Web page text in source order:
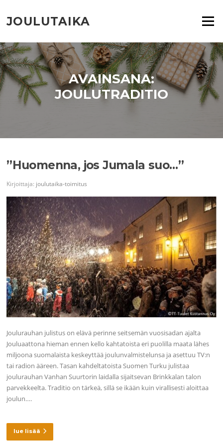
suoraan
sisältöön
JOULUTAIKA Valikko
AVAINSANA:
JOULUTRADITIO
”Huomenna, jos Jumala suo…”
Kirjoittaja: joulutaika-toimitus
Joulurauhan julistus on elävä perinne seitsemän vuosisadan ajalta
Jouluaattona hieman ennen kello kahtatoista eri puolilla maata lähes
miljoona suomalaista keskeyttää joulunvalmistelunsa ja asettuu TV:n
tai radion ääreen. Tasan kahdeltatoista Suomen Turku julistaa
joulurauhan Vanhan Suurtorin laidalla sijaitsevan Brinkkalan talon
parvekkeelta. Traditio on tärkeä, sillä se ikään kuin virallisesti aloittaa
joulun….
lue lisää